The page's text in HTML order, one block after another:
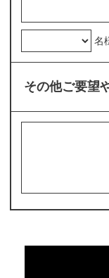
名
その他ご要望